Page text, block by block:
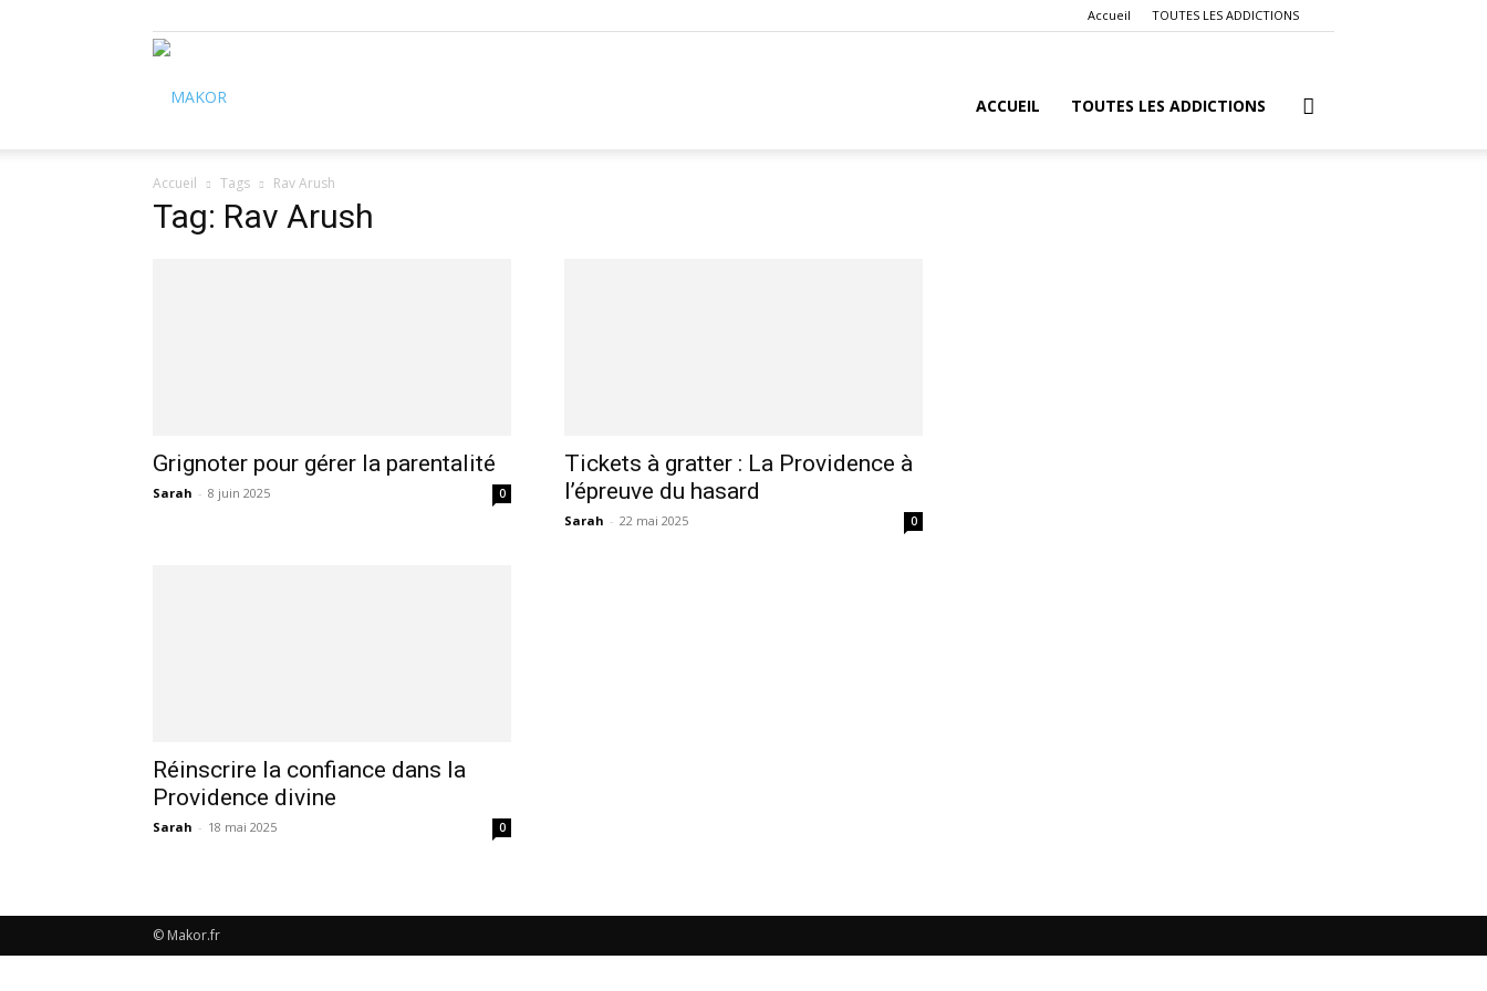
Accueil TOUTES LES ADDICTIONS
ACCUEIL TOUTES LES ADDICTIONS
Accueil Tags Rav Arush
Tag: Rav Arush
Grignoter pour gérer la parentalité
Sarah - 8 juin 2025 0
Tickets à gratter : La Providence à
l’épreuve du hasard
Sarah - 22 mai 2025 0
Réinscrire la confiance dans la
Providence divine
Sarah - 18 mai 2025 0
© Makor.fr